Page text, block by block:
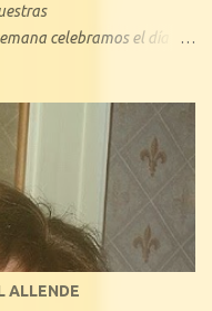
celebramos el día de
y 3º ESO hemos
y también, en
de los libros de
que les ha llamado mucho
no se aleja demasiado del
brevemente algunos de los
ALLENDE